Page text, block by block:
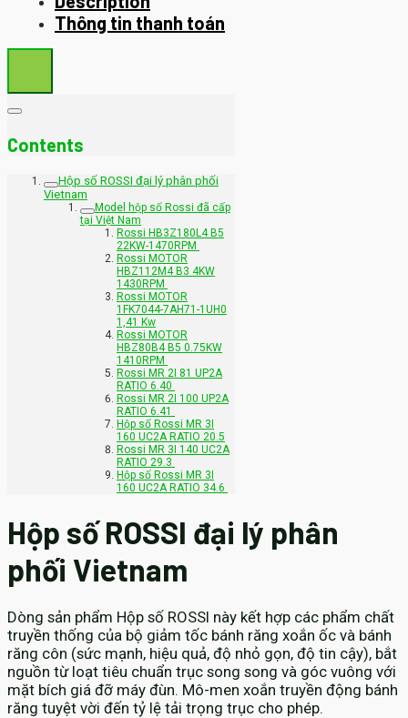
Thông tin thanh toán
Contents
Hộp số ROSSI đại lý phân phối
Vietnam
Model hộp số Rossi đã cấp
tại Việt Nam
Rossi HB3Z180L4 B5
22KW-1470RPM
Rossi MOTOR
HBZ112M4 B3 4KW
1430RPM
Rossi MOTOR
1FK7044-7AH71-1UH0
1,41 Kw
Rossi MOTOR
HBZ80B4 B5 0.75KW
1410RPM
Rossi MR 2I 81 UP2A
RATIO 6.40
Rossi MR 2I 100 UP2A
RATIO 6.41
Hộp số Rossi MR 3I
160 UC2A RATIO 20.5
Rossi MR 3I 140 UC2A
RATIO 29.3
Hộp số Rossi MR 3I
160 UC2A RATIO 34.6
Hộp số ROSSI đại lý phân
phối Vietnam
Dòng sản phẩm Hộp số ROSSI này kết hợp các phẩm chất
truyền thống của bộ giảm tốc bánh răng xoắn ốc và bánh
răng côn (sức mạnh, hiệu quả, độ nhỏ gọn, độ tin cậy), bắt
nguồn từ loạt tiêu chuẩn trục song song và góc vuông với
mặt bích giá đỡ máy đùn. Mô-men xoắn truyền động bánh
răng tuyệt vời đến tỷ lệ tải trọng trục cho phép.